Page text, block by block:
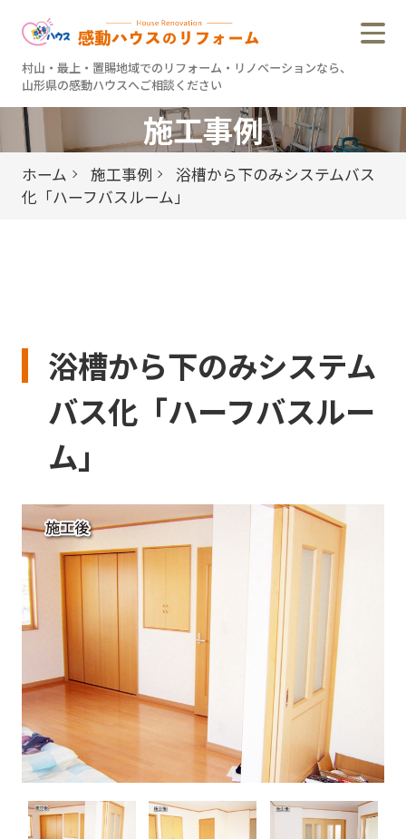
村山・最上・置賜地域でのリフォーム・リノベーションなら、
山形県の感動ハウスへご相談ください
村山・最上・置賜地域でのリフォーム・リノベーションなら、
山形県の感動ハウスへご相談ください
感動ハウスのこだわり
すべての施工事例
アフターサービス
お客様の声
イベント情報
お知らせ
会社案内
ブログ
プライバシーポリシー
お電話でのご相談はこちら
0120-41-9585
受付時間 9:00～18:00（年中無休）
施工事例
ホーム 施工事例
浴槽から下のみシステムバス
化「ハーフバスルーム」
浴槽から下のみシステム
バス化「ハーフバスルー
ム」